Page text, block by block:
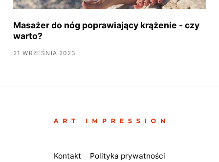
Masażer do nóg poprawiający krążenie - czy
warto?
21 WRZEŚNIA 2023
Kontakt Polityka prywatności